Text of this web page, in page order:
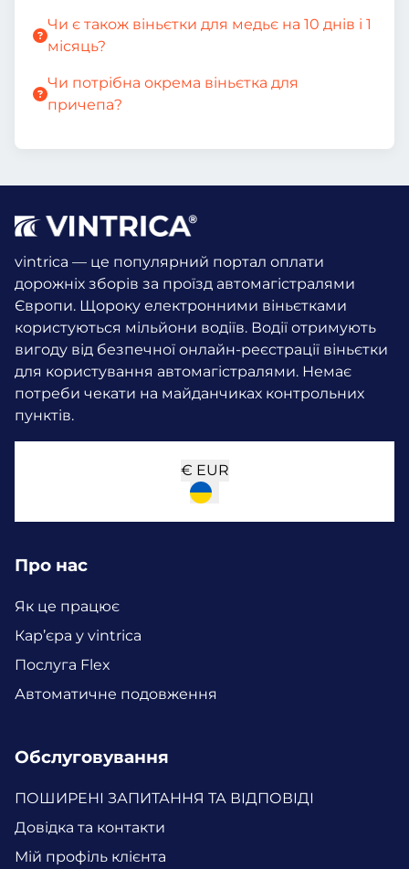
Чи є також віньєтки для медьє на 10 днів і 1
місяць?
Чи потрібна окрема віньєтка для
причепа?
vintrica — це популярний портал оплати
дорожніх зборів за проїзд автомагістралями
Європи. Щороку електронними віньєтками
користуються мільйони водіїв. Водії отримують
вигоду від безпечної онлайн-реєстрації віньєтки
для користування автомагістралями. Немає
потреби чекати на майданчиках контрольних
пунктів.
€ EUR
Про нас
Як це працює
Кар’єра у vintrica
Послуга Flex
Автоматичне подовження
Обслуговування
ПОШИРЕНІ ЗАПИТАННЯ ТА ВІДПОВІДІ
Довідка та контакти
Мій профіль клієнта